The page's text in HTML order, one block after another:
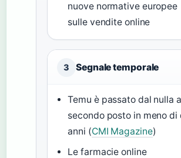
nuove normative europee
sulle vendite online
3 Segnale temporale
Temu è passato dal nulla
secondo posto in meno di
anni (CMI Magazine)
Le farmacie online